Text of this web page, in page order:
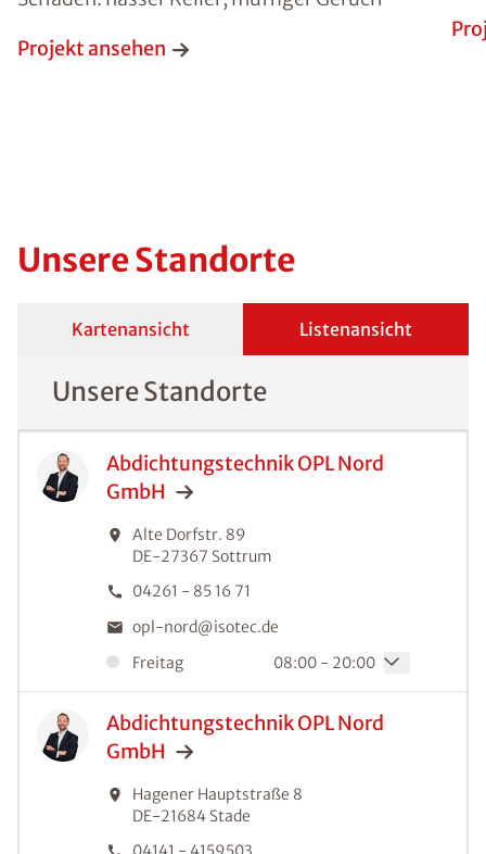
Projekt ansehen
Unsere Standorte
Kartenansicht Listenansicht
Unsere Standorte
Abdichtungstechnik OPL Nord
GmbH
Alte Dorfstr. 89
DE-27367 Sottrum
04261 - 85 16 71
opl-nord@isotec.de
Freitag
08:00 - 20:00
Abdichtungstechnik OPL Nord
GmbH
Hagener Hauptstraße 8
DE-21684 Stade